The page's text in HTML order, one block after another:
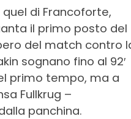
di Francoforte,
il primo posto del
del match contro
sognano fino al 92′
primo tempo, ma a
Fullkrug –
panchina.